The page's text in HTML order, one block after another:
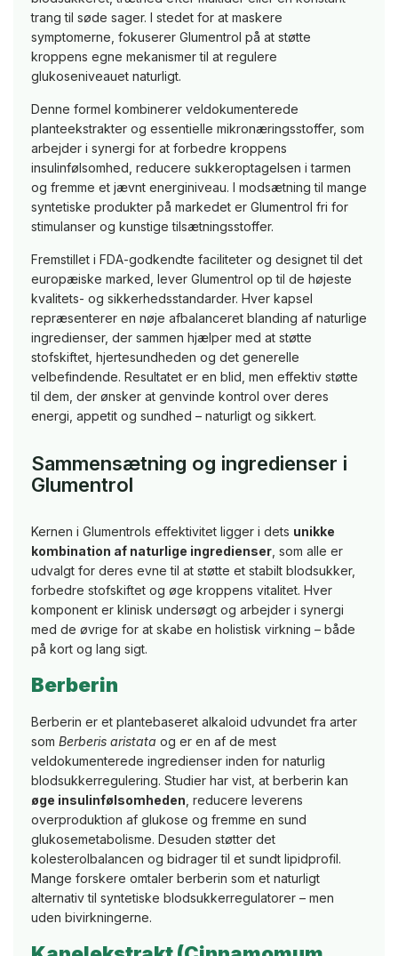
trang til søde sager. I stedet for at maskere
symptomerne, fokuserer Glumentrol på at støtte
kroppens egne mekanismer til at regulere
glukoseniveauet naturligt.
Denne formel kombinerer veldokumenterede
planteekstrakter og essentielle mikronæringsstoffer, som
arbejder i synergi for at forbedre kroppens
insulinfølsomhed, reducere sukkeroptagelsen i tarmen
og fremme et jævnt energiniveau. I modsætning til mange
syntetiske produkter på markedet er Glumentrol fri for
stimulanser og kunstige tilsætningsstoffer.
Fremstillet i FDA-godkendte faciliteter og designet til det
europæiske marked, lever Glumentrol op til de højeste
kvalitets- og sikkerhedsstandarder. Hver kapsel
repræsenterer en nøje afbalanceret blanding af naturlige
ingredienser, der sammen hjælper med at støtte
stofskiftet, hjertesundheden og det generelle
velbefindende. Resultatet er en blid, men effektiv støtte
til dem, der ønsker at genvinde kontrol over deres
energi, appetit og sundhed – naturligt og sikkert.
Sammensætning og ingredienser i
Glumentrol
Kernen i Glumentrols effektivitet ligger i dets unikke
kombination af naturlige ingredienser , som alle er
udvalgt for deres evne til at støtte et stabilt blodsukker,
forbedre stofskiftet og øge kroppens vitalitet. Hver
komponent er klinisk undersøgt og arbejder i synergi
med de øvrige for at skabe en holistisk virkning – både
på kort og lang sigt.
Berberin
Berberin er et plantebaseret alkaloid udvundet fra arter
som Berberis aristata og er en af de mest
veldokumenterede ingredienser inden for naturlig
blodsukkerregulering. Studier har vist, at berberin kan
øge insulinfølsomheden , reducere leverens
overproduktion af glukose og fremme en sund
glukosemetabolisme. Desuden støtter det
kolesterolbalancen og bidrager til et sundt lipidprofil.
Mange forskere omtaler berberin som et naturligt
alternativ til syntetiske blodsukkerregulatorer – men
uden bivirkningerne.